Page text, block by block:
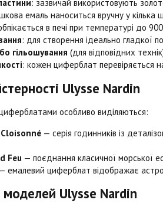
: зазвичай використовують
емаль наноситься вручну у кілька
в печі при температурі до
: для створення ідеально гладкої
гільошування (для відповідних
: кожен циферблат перевіряється
Ulysse Nardin
особливо виділяються:
— серія годинників із
Feu — поєднання класичної морської
— емалевий циферблат відображає
Ulysse Nardin